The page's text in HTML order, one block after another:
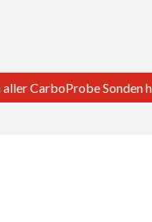
CarboProbe Sonden